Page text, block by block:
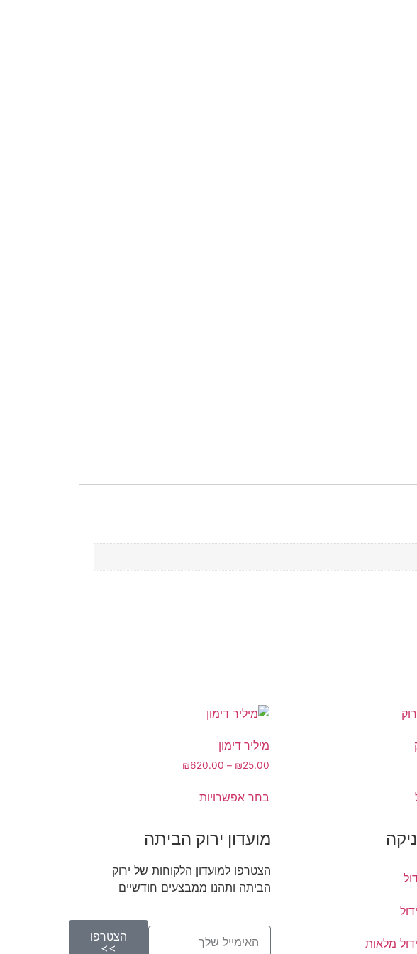
מיליר דימון
₪25.00
–
₪620.00
בחר אפשרויות
מלאות
מועדון ירוק הביתה
הצטרפו למועדון הלקוחות של ירוק
הביתה ותהנו ממבצעים חודשיים
הצטרפו
>>